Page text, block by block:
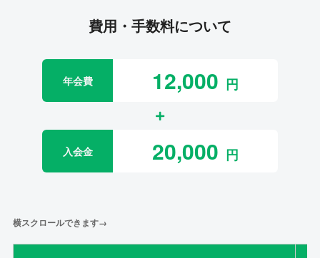
費用・手数料について
年会費 12,000
入会金 20,000
横スクロールできます→